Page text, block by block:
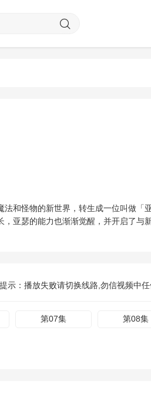
和怪物的新世界，转生成一位叫做「
亚瑟的能力也渐渐觉醒，并开启了与
提示：播放失败请切换线路,勿信视频中
第07集 第08集